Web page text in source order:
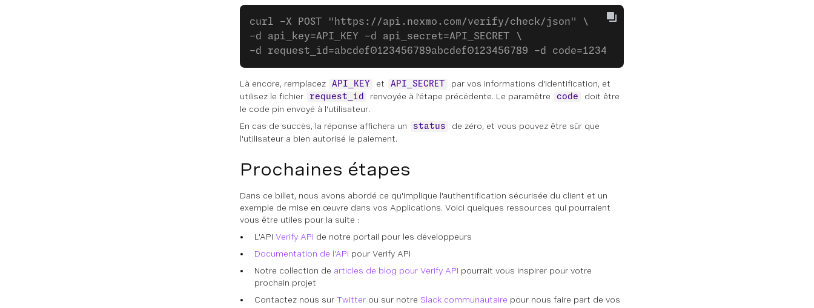
curl -X POST "https://api.nexmo.com/verify/check/json" \
-d api_key=API_KEY -d api_secret=API_SECRET \
-d request_id=abcdef0123456789abcdef0123456789 -d code=1234
Là encore, remplacez API_KEY et API_SECRET
par vos informations d'identification, et
utilisez le fichier
request_id renvoyée à l'étape précédente. Le paramètre code
doit être
le code pin envoyé à l'utilisateur.
En cas de succès, la réponse affichera un
status
de zéro, et vous pouvez être sûr que
l'utilisateur a bien autorisé le paiement.
Prochaines étapes
Dans ce billet, nous avons abordé ce qu'implique l'authentification sécurisée du client et un
exemple de mise en œuvre dans vos Applications. Voici quelques ressources qui pourraient
vous être utiles pour la suite :
L'API Verify API de notre portail pour les développeurs
Documentation de l'API pour Verify API
Notre collection de articles de blog pour Verify API pourrait vous inspirer pour votre
prochain projet
Contactez nous sur Twitter ou sur notre Slack communautaire pour nous faire part de vos